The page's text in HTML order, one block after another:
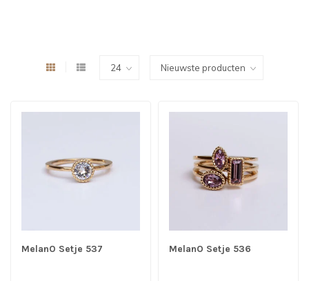
MelanO Setje 537 MelanO Setje 536